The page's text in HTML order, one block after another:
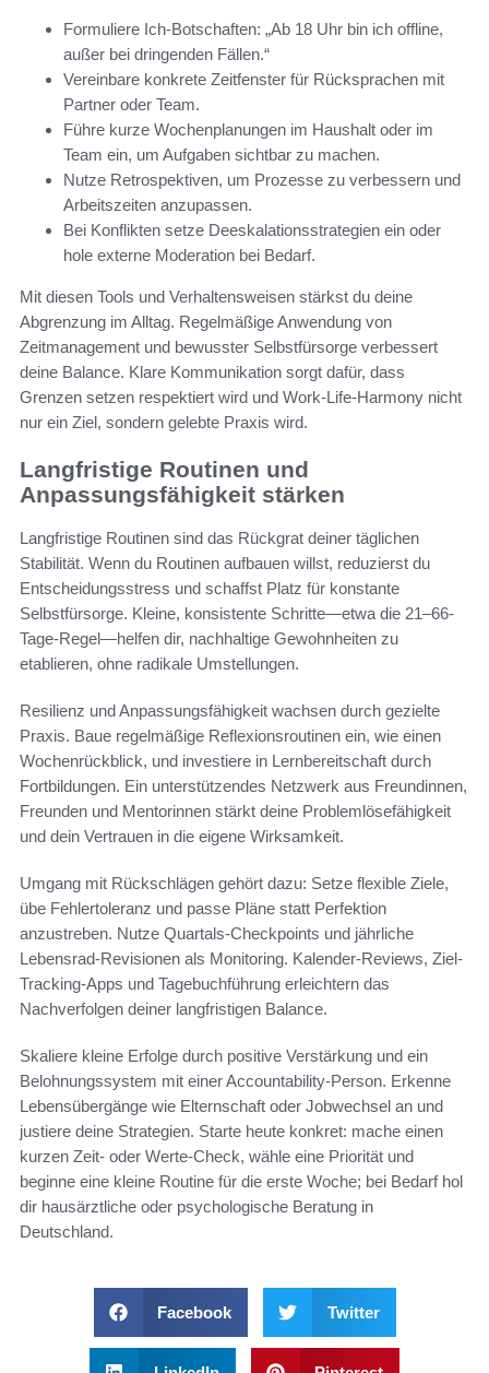
Formuliere Ich-Botschaften: „Ab 18 Uhr bin ich offline,
außer bei dringenden Fällen.“
Vereinbare konkrete Zeitfenster für Rücksprachen mit
Partner oder Team.
Führe kurze Wochenplanungen im Haushalt oder im
Team ein, um Aufgaben sichtbar zu machen.
Nutze Retrospektiven, um Prozesse zu verbessern und
Arbeitszeiten anzupassen.
Bei Konflikten setze Deeskalationsstrategien ein oder
hole externe Moderation bei Bedarf.
Mit diesen Tools und Verhaltensweisen stärkst du deine
Abgrenzung im Alltag. Regelmäßige Anwendung von
Zeitmanagement und bewusster Selbstfürsorge verbessert
deine Balance. Klare Kommunikation sorgt dafür, dass
Grenzen setzen respektiert wird und Work-Life-Harmony nicht
nur ein Ziel, sondern gelebte Praxis wird.
Langfristige Routinen und
Anpassungsfähigkeit stärken
Langfristige Routinen sind das Rückgrat deiner täglichen
Stabilität. Wenn du Routinen aufbauen willst, reduzierst du
Entscheidungsstress und schaffst Platz für konstante
Selbstfürsorge. Kleine, konsistente Schritte—etwa die 21–66-
Tage-Regel—helfen dir, nachhaltige Gewohnheiten zu
etablieren, ohne radikale Umstellungen.
Resilienz und Anpassungsfähigkeit wachsen durch gezielte
Praxis. Baue regelmäßige Reflexionsroutinen ein, wie einen
Wochenrückblick, und investiere in Lernbereitschaft durch
Fortbildungen. Ein unterstützendes Netzwerk aus Freundinnen,
Freunden und Mentorinnen stärkt deine Problemlösefähigkeit
und dein Vertrauen in die eigene Wirksamkeit.
Umgang mit Rückschlägen gehört dazu: Setze flexible Ziele,
übe Fehlertoleranz und passe Pläne statt Perfektion
anzustreben. Nutze Quartals-Checkpoints und jährliche
Lebensrad-Revisionen als Monitoring. Kalender-Reviews, Ziel-
Tracking-Apps und Tagebuchführung erleichtern das
Nachverfolgen deiner langfristigen Balance.
Skaliere kleine Erfolge durch positive Verstärkung und ein
Belohnungssystem mit einer Accountability-Person. Erkenne
Lebensübergänge wie Elternschaft oder Jobwechsel an und
justiere deine Strategien. Starte heute konkret: mache einen
kurzen Zeit- oder Werte-Check, wähle eine Priorität und
beginne eine kleine Routine für die erste Woche; bei Bedarf hol
dir hausärztliche oder psychologische Beratung in
Deutschland.
Facebook Twitter